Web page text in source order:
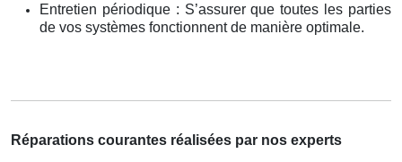
Entretien périodique : S’assurer que toutes les parties
de vos systèmes fonctionnent de manière optimale.
Réparations courantes réalisées par nos experts